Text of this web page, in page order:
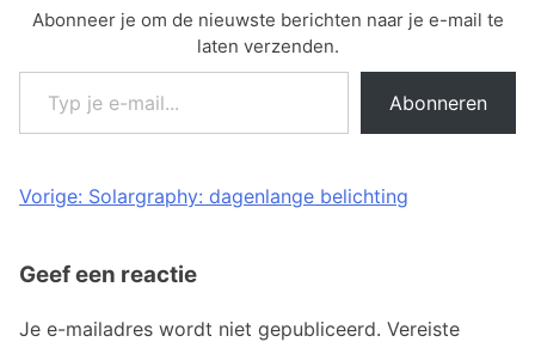
Abonneer je om de nieuwste berichten naar je e-mail te
laten verzenden.
Typ je e-mail...
Abonneren
Bericht
Vorige: Solargraphy: dagenlange belichting
Geef een reactie
Je e-mailadres wordt niet gepubliceerd. Vereiste